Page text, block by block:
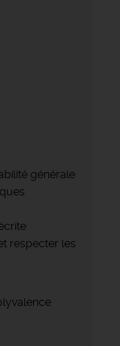
générale
respecter les